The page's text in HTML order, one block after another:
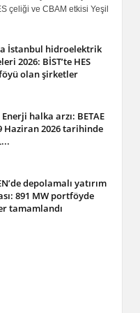
çeliği ve CBAM etkisi Yeşil
İstanbul hidroelektrik
2026: BİST’te HES
olan şirketler
halka arzı: BETAE
Haziran 2026 tarihinde
depolamalı yatırım
891 MW portföyde
tamamlandı